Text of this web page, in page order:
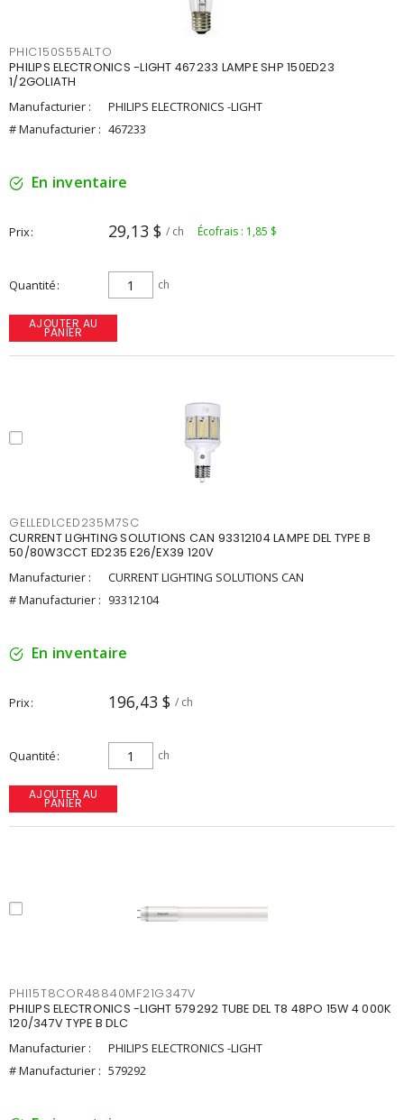
PHIC150S55ALTO
PHILIPS ELECTRONICS -LIGHT 467233 LAMPE SHP 150ED23
1/2GOLIATH
Manufacturier :
PHILIPS ELECTRONICS -LIGHT
# Manufacturier : 467233
En inventaire
Prix 29,13 $ / ch Écofrais : 1,85 $
Quantité ch
AJOUTER AU
PANIER
GELLEDLCED235M7SC
CURRENT LIGHTING SOLUTIONS CAN 93312104 LAMPE DEL TYPE B
50/80W3CCT ED235 E26/EX39 120V
Manufacturier :
CURRENT LIGHTING SOLUTIONS CAN
# Manufacturier : 93312104
En inventaire
Prix 196,43 $ / ch
Quantité ch
AJOUTER AU
PANIER
PHI15T8COR48840MF21G347V
PHILIPS ELECTRONICS -LIGHT 579292 TUBE DEL T8 48PO 15W 4 000K
120/347V TYPE B DLC
Manufacturier :
PHILIPS ELECTRONICS -LIGHT
# Manufacturier : 579292